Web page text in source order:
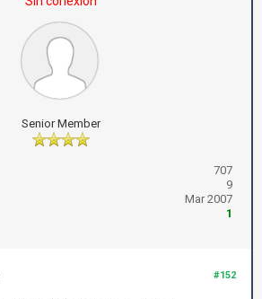
Senior Member
707
9
Mar 2007
1
#152